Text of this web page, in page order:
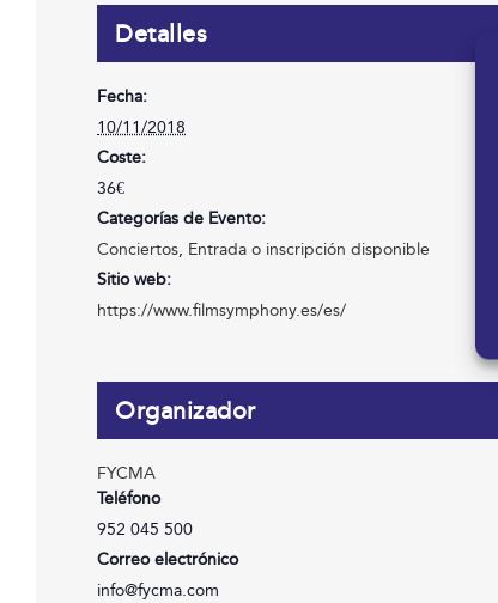
Detalles
Fecha:
10/11/2018
Coste:
36€
Categorías de Evento:
Conciertos, Entrada o inscripción disponible
Sitio web:
https://www.filmsymphony.es/es/
Organizador
FYCMA
Teléfono
952 045 500
Correo electrónico
info@fycma.com